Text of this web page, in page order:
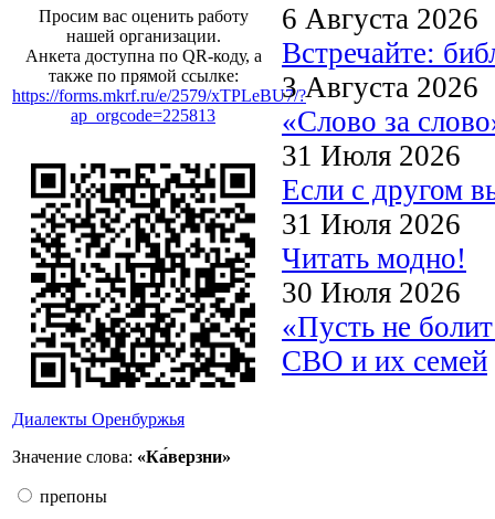
Просим вас оценить работу
нашей организации.
Анкета доступна по QR-коду, а
также по прямой ссылке:
https://forms.mkrf.ru/e/2579/xTPLeBU7/?
ap_orgcode=225813
Диалекты Оренбуржья
Значение слова: «Ка́верзни»
препоны
6 Августа 2026
Встречайте:
3 Августа 2026
«Слово за
31 Июля 2026
Если с другом
31 Июля 2026
Читать модно!
30 Июля 2026
«Пусть не
СВО и их семей